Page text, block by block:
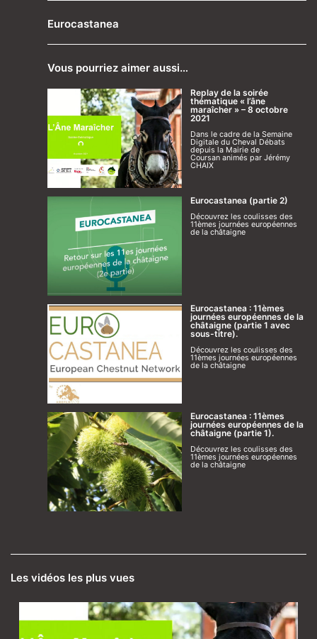
Eurocastanea
Vous pourriez aimer aussi…
Replay de la soirée
thématique « l’âne
maraîcher » – 8 octobre
2021
Dans le cadre de la Semaine
Digitale du Cheval Débats
depuis la Mairie de
Coursan animés par Jérémy
CHAIX
Eurocastanea (partie 2)
Découvrez les coulisses des
11èmes journées européennes
de la châtaigne
Eurocastanea : 11èmes
journées européennes de la
châtaigne (partie 1 avec
sous-titre).
Découvrez les coulisses des
11èmes journées européennes
de la châtaigne
Eurocastanea : 11èmes
journées européennes de la
châtaigne (partie 1).
Découvrez les coulisses des
11èmes journées européennes
de la châtaigne
Les vidéos les plus vues